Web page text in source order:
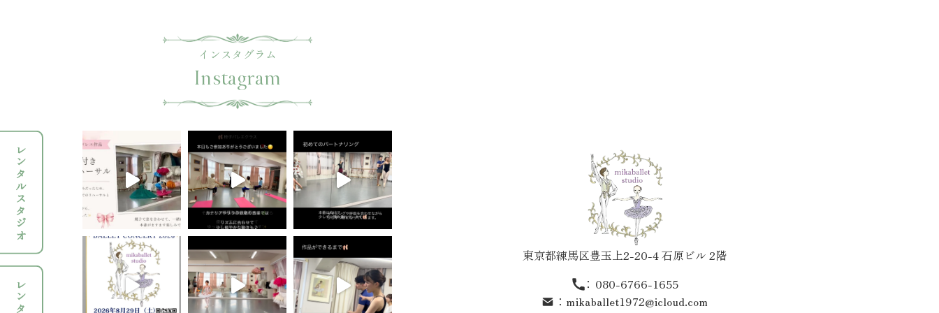
レンタルスタジオ
インスタグラム
Instagram
東京都練馬区豊玉上2-20-4 石原ビル 2階
： 080-6766-1655
： mikaballet1972@icloud.com